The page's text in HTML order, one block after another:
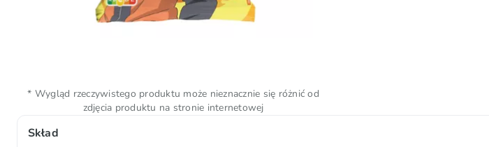
Skład
* Wygląd rzeczywistego produktu może nieznacznie się różnić od
zdjęcia produktu na stronie internetowej